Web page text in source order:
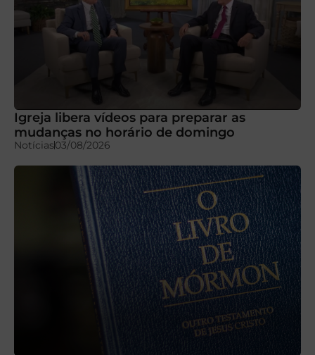
Igreja libera vídeos para preparar as
mudanças no horário de domingo
Notícias03/08/2026